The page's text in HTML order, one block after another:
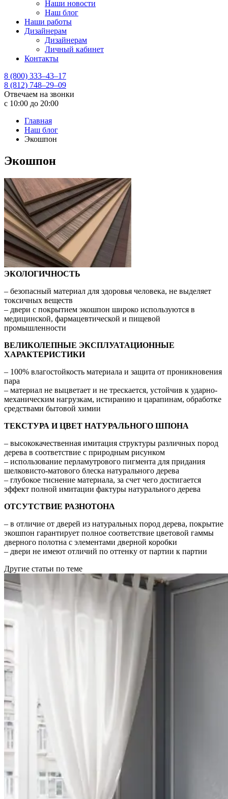
Наши новости
Наш блог
Наши работы
Дизайнерам
Дизайнерам
Личный кабинет
Контакты
8 (800) 333–43–17
8 (812) 748–29–09
Отвечаем на звонки
с 10:00 до 20:00
Главная
Наш блог
Экошпон
Экошпон
ЭКОЛОГИЧНОСТЬ
– безопасный материал для здоровья человека, не выделяет
токсичных веществ
– двери с покрытием экошпон широко используются в
медицинской, фармацевтической и пищевой
промышленности
ВЕЛИКОЛЕПНЫЕ ЭКСПЛУАТАЦИОННЫЕ
ХАРАКТЕРИСТИКИ
– 100% влагостойкость материала и защита от проникновения
пара
– материал не выцветает и не трескается, устойчив к ударно-
механическим нагрузкам, истиранию и царапинам, обработке
средствами бытовой химии
ТЕКСТУРА И ЦВЕТ НАТУРАЛЬНОГО ШПОНА
– высококачественная имитация структуры различных пород
дерева в соответствие с природным рисунком
– использование перламутрового пигмента для придания
шелковисто-матового блеска натурального дерева
– глубокое тиснение материала, за счет чего достигается
эффект полной имитации фактуры натурального дерева
ОТСУТСТВИЕ РАЗНОТОНА
– в отличие от дверей из натуральных пород дерева, покрытие
экошпон гарантирует полное соответствие цветовой гаммы
дверного полотна с элементами дверной коробки
– двери не имеют отличий по оттенку от партии к партии
Другие статьи по теме